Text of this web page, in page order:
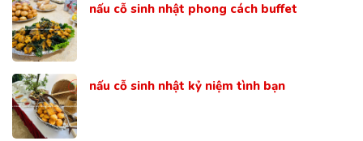
nấu cỗ sinh nhật phong cách buffet
nấu cỗ sinh nhật kỷ niệm tình bạn